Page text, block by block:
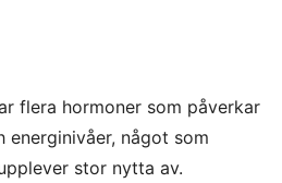
flera hormoner som påverkar
energinivåer, något som
stor nytta av.